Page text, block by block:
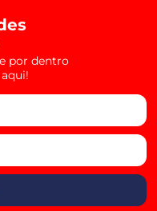
por dentro